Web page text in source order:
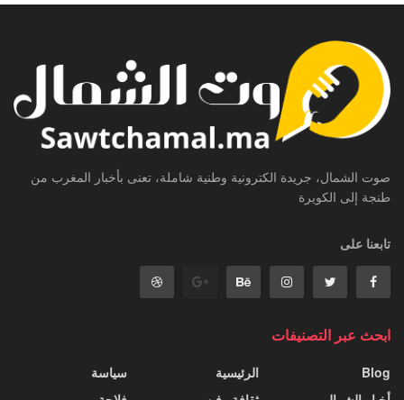
صوت الشمال، جريدة الكترونية وطنية شاملة، تعنى بأخبار المغرب من
طنجة إلى الكويرة
تابعنا على
ابحث عبر التصنيفات
Blog
الرئيسية
سياسة